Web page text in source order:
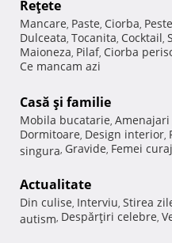
Reţete
Mancare, Paste, Ciorba, Peste
Dulceata, Tocanita, Cocktail,
Maioneza, Pilaf, Ciorba
Ce mancam azi
Casă şi familie
Mobila bucatarie,
Dormitoare, Design interior,
singura, Gravide, Femei
Actualitate
Din culise, Interviu, Stirea
autism, Despărţiri celebre,